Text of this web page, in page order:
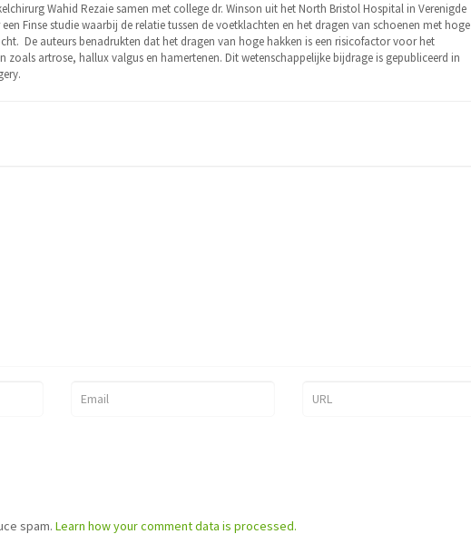
Wahid Rezaie samen met college dr. Winson uit het North Bristol Hospital in Verenigde
Finse studie waarbij de relatie tussen de voetklachten en het dragen van schoenen met hoge
De auteurs benadrukten dat het dragen van hoge hakken is een risicofactor voor het
artrose, hallux valgus en hamertenen. Dit wetenschappelijke bijdrage is gepubliceerd in
spam. Learn how your comment data is processed.